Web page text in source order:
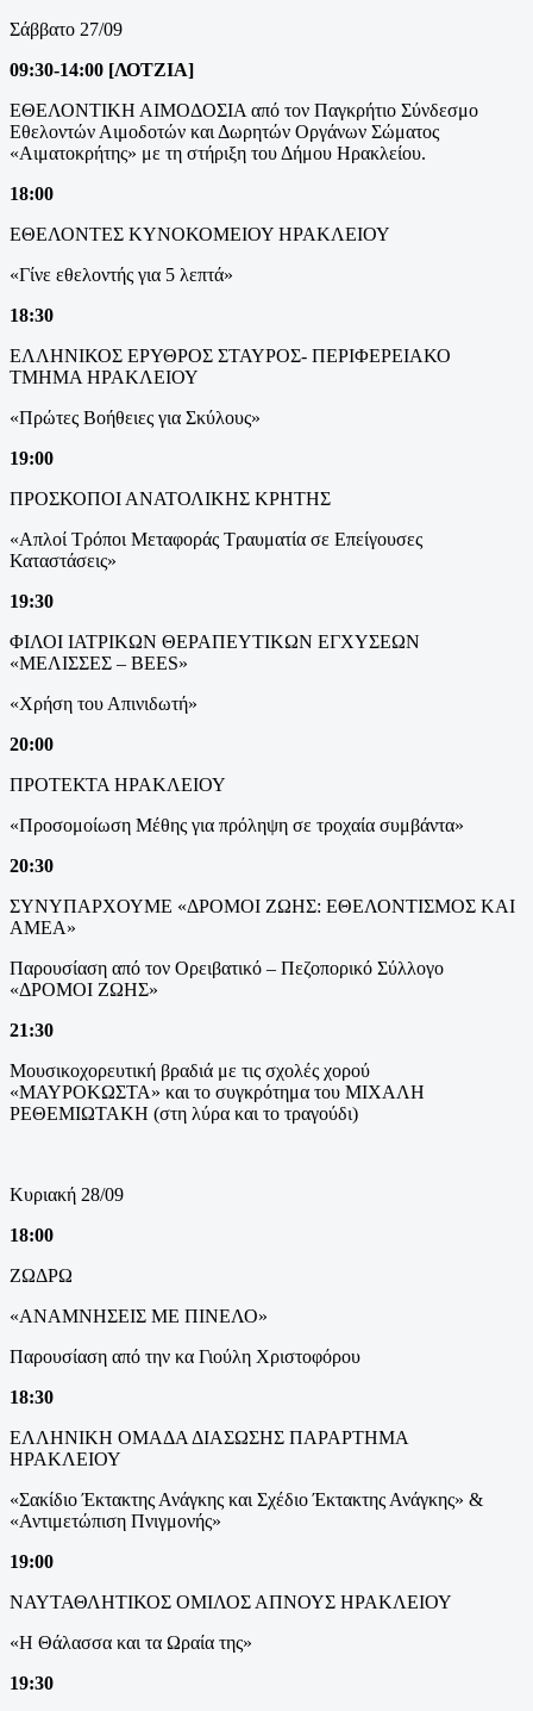
Σάββατο 27/09
09:30-14:00 [ΛΟΤΖΙΑ]
ΕΘΕΛΟΝΤΙΚΗ ΑΙΜΟΔΟΣΙΑ από τον Παγκρήτιο Σύνδεσμο
Εθελοντών Αιμοδοτών και Δωρητών Οργάνων Σώματος
«Αιματοκρήτης» με τη στήριξη του Δήμου Ηρακλείου.
18:00
ΕΘΕΛΟΝΤΕΣ ΚΥΝΟΚΟΜΕΙΟΥ ΗΡΑΚΛΕΙΟΥ
«Γίνε εθελοντής για 5 λεπτά»
18:30
ΕΛΛΗΝΙΚΟΣ ΕΡΥΘΡΟΣ ΣΤΑΥΡΟΣ- ΠΕΡΙΦΕΡΕΙΑΚΟ
ΤΜΗΜΑ ΗΡΑΚΛΕΙΟΥ
«Πρώτες Βοήθειες για Σκύλους»
19:00
ΠΡΟΣΚΟΠΟΙ ΑΝΑΤΟΛΙΚΗΣ ΚΡΗΤΗΣ
«Απλοί Τρόποι Μεταφοράς Τραυματία σε Επείγουσες
Καταστάσεις»
19:30
ΦΙΛΟΙ ΙΑΤΡΙΚΩΝ ΘΕΡΑΠΕΥΤΙΚΩΝ ΕΓΧΥΣΕΩΝ
«ΜΕΛΙΣΣΕΣ – BEES»
«Χρήση του Απινιδωτή»
20:00
ΠΡΟΤΕΚΤΑ ΗΡΑΚΛΕΙΟΥ
«Προσομοίωση Μέθης για πρόληψη σε τροχαία συμβάντα»
20:30
ΣΥΝΥΠΑΡΧΟΥΜΕ «ΔΡΟΜΟΙ ΖΩΗΣ: ΕΘΕΛΟΝΤΙΣΜΟΣ ΚΑΙ
ΑΜΕΑ»
Παρουσίαση από τον Ορειβατικό – Πεζοπορικό Σύλλογο
«ΔΡΟΜΟΙ ΖΩΗΣ»
21:30
Μουσικοχορευτική βραδιά με τις σχολές χορού
«ΜΑΥΡΟΚΩΣΤΑ» και το συγκρότημα του ΜΙΧΑΛΗ
ΡΕΘΕΜΙΩΤΑΚΗ (στη λύρα και το τραγούδι)
Κυριακή 28/09
18:00
ΖΩΔΡΩ
«ΑΝΑΜΝΗΣΕΙΣ ΜΕ ΠΙΝΕΛΟ»
Παρουσίαση από την κα Γιούλη Χριστοφόρου
18:30
ΕΛΛΗΝΙΚΗ ΟΜΑΔΑ ΔΙΑΣΩΣΗΣ ΠΑΡΑΡΤΗΜΑ
ΗΡΑΚΛΕΙΟΥ
«Σακίδιο Έκτακτης Ανάγκης και Σχέδιο Έκτακτης Ανάγκης» &
«Αντιμετώπιση Πνιγμονής»
19:00
ΝΑΥΤΑΘΛΗΤΙΚΟΣ ΟΜΙΛΟΣ ΑΠΝΟΥΣ ΗΡΑΚΛΕΙΟΥ
«Η Θάλασσα και τα Ωραία της»
19:30